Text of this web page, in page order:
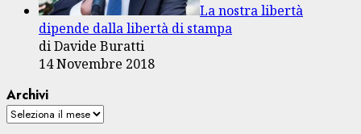
La nostra libertà
dipende dalla libertà di stampa
di Davide Buratti
14 Novembre 2018
Archivi